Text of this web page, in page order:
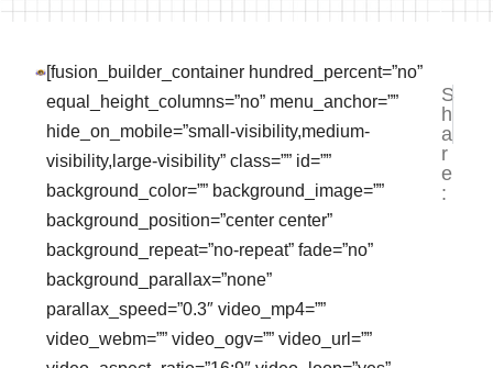
[fusion_builder_container hundred_percent=”no”
equal_height_columns=”no” menu_anchor=””
hide_on_mobile=”small-visibility,medium-
visibility,large-visibility” class=”” id=””
background_color=”” background_image=””
background_position=”center center”
background_repeat=”no-repeat” fade=”no”
background_parallax=”none”
parallax_speed=”0.3″ video_mp4=””
video_webm=”” video_ogv=”” video_url=””
S
h
a
r
e
:
NEXT
Jasa